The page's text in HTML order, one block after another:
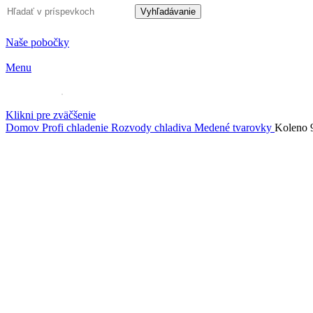
Vyhľadávanie
Naše pobočky
Menu
Klikni pre zväčšenie
Domov Profi chladenie Rozvody chladiva Medené tvarovky Koleno